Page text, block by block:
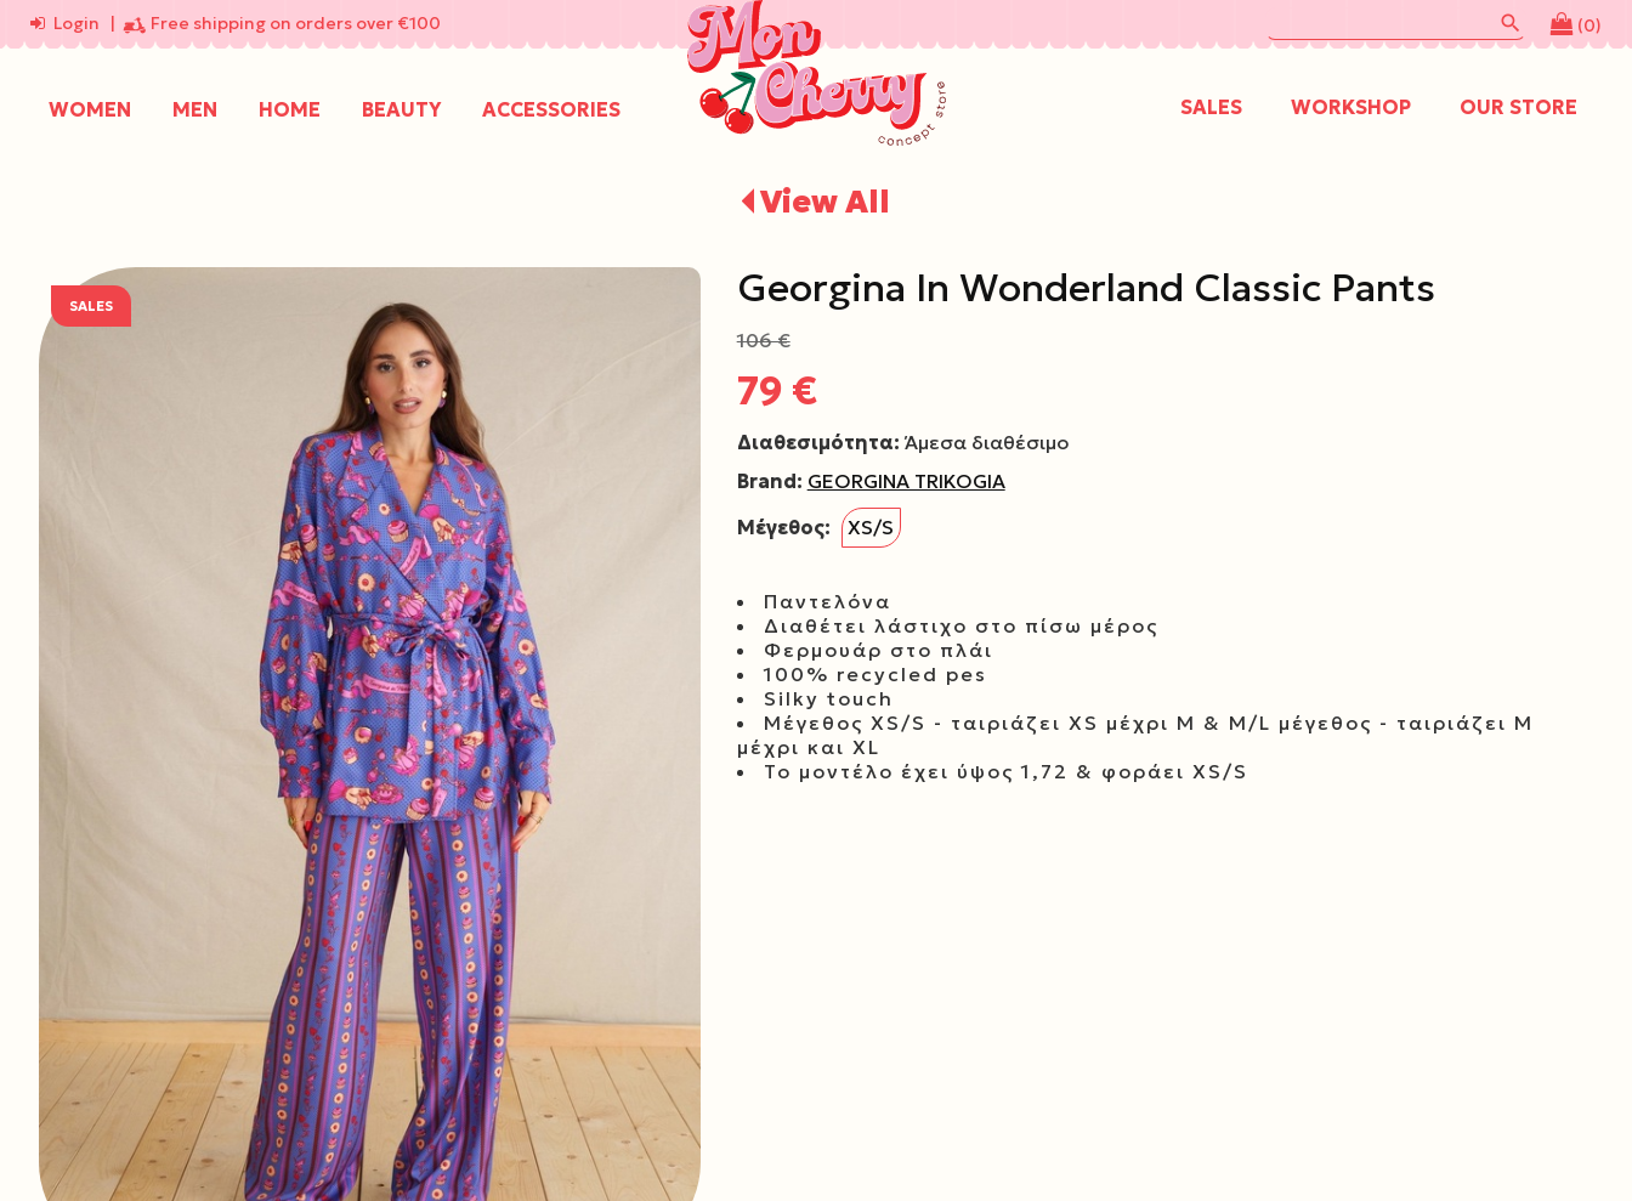
Login | Free shipping on orders over €100 (0)
search
SALES WORKSHOP OUR STORE
/
WOMEN MEN HOME BEAUTY ACCESSORIES
View All
SALES Georgina In Wonderland Classic Pants
106 €
79 €
Διαθεσιμότητα: Άμεσα διαθέσιμο
Brand: GEORGINA TRIKOGIA
Μέγεθος:
XS/S
Παντελόνα
Διαθέτει λάστιχο στο πίσω μέρος
Φερμουάρ στο πλάι
100% recycled pes
Silky touch
Μέγεθος XS/S - ταιριάζει XS μέχρι M & M/L μέγεθος - ταιριάζει M
μέχρι και XL
Το μοντέλο έχει ύψος 1,72 & φοράει XS/S